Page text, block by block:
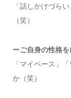
「話しかけづら
（笑）
ーご自身の性格
「マイペース」
か（笑）